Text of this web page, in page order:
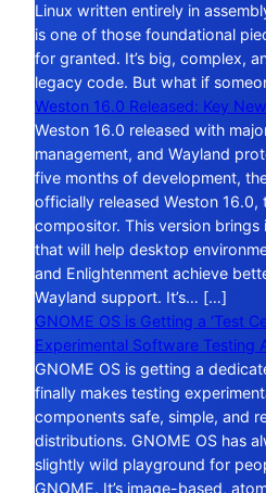
Linux written entirely in
is one of those foundational
for granted. It’s big, complex,
legacy code. But what if
Weston 16.0 Released: Key
Weston 16.0 released with
management, and Wayland
five months of development,
officially released Weston 16.0,
compositor. This version
that will help desktop
and Enlightenment achieve
Wayland support. It’s… […]
GNOME OS is Getting a ‘Test
Experimental Software Testing
GNOME OS is getting a
finally makes testing
components safe, simple, and
distributions. GNOME OS has
slightly wild playground for
GNOME. It’s image-based,